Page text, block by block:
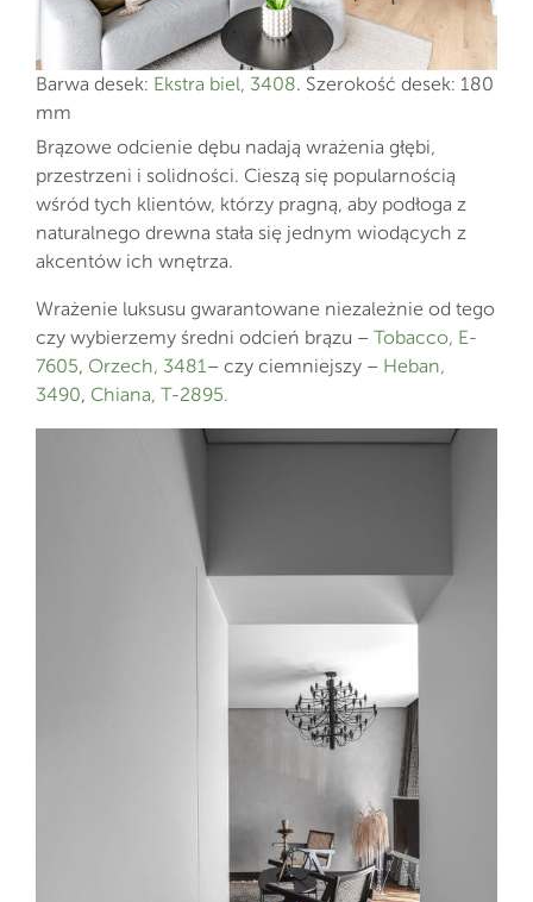
Barwa desek: Ekstra biel, 3408. Szerokość desek: 180
mm
Brązowe odcienie dębu nadają wrażenia głębi,
przestrzeni i solidności. Cieszą się popularnością
wśród tych klientów, którzy pragną, aby podłoga z
naturalnego drewna stała się jednym wiodących z
akcentów ich wnętrza.
Wrażenie luksusu gwarantowane niezależnie od tego
czy wybierzemy średni odcień brązu – Tobacco, E-
7605, Orzech, 3481– czy ciemniejszy – Heban,
3490, Chiana, T-2895.